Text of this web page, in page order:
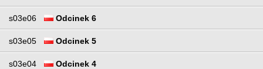
s03e06 Odcinek 6
s03e05 Odcinek 5
s03e04 Odcinek 4